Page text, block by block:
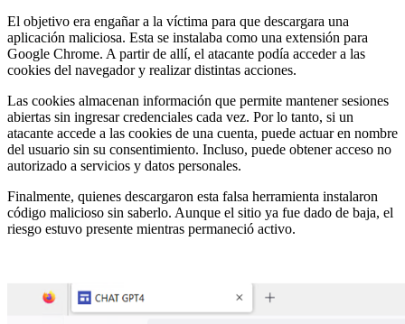
El objetivo era engañar a la víctima para que descargara una
aplicación maliciosa. Esta se instalaba como una extensión para
Google Chrome. A partir de allí, el atacante podía acceder a las
cookies del navegador y realizar distintas acciones.
Las cookies almacenan información que permite mantener sesiones
abiertas sin ingresar credenciales cada vez. Por lo tanto, si un
atacante accede a las cookies de una cuenta, puede actuar en nombre
del usuario sin su consentimiento. Incluso, puede obtener acceso no
autorizado a servicios y datos personales.
Finalmente, quienes descargaron esta falsa herramienta instalaron
código malicioso sin saberlo. Aunque el sitio ya fue dado de baja, el
riesgo estuvo presente mientras permaneció activo.